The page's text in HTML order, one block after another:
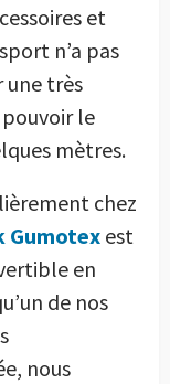
et
n’a pas
une très
le
mètres.
chez
Gumotex est
en
de nos
nous